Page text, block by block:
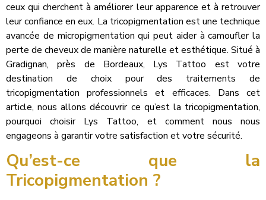
ceux qui cherchent à améliorer leur apparence et à retrouver
leur confiance en eux. La tricopigmentation est une technique
avancée de micropigmentation qui peut aider à camoufler la
perte de cheveux de manière naturelle et esthétique. Situé à
Gradignan, près de Bordeaux, Lys Tattoo est votre
destination de choix pour des traitements de
tricopigmentation professionnels et efficaces. Dans cet
article, nous allons découvrir ce qu’est la tricopigmentation,
pourquoi choisir Lys Tattoo, et comment nous nous
engageons à garantir votre satisfaction et votre sécurité.
Qu’est-ce que la
Tricopigmentation ?